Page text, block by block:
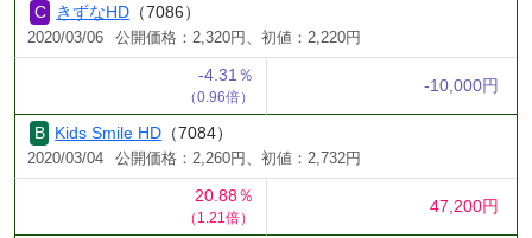
きずなHD （7086）
2020/03/06 公開価格：2,320円、初値：2,220円
-4.31％
（0.96倍）
-10,000円
Kids Smile HD （7084）
2020/03/04 公開価格：2,260円、初値：2,732円
20.88％
（1.21倍）
47,200円